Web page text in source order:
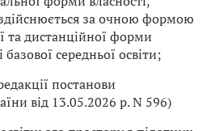
за очною формою
та дистанційної форми
базової середньої освіти;
постанови
від 13.05.2026 р. N 596)